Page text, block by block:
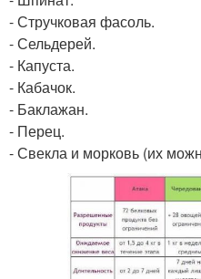
- Стручковая фасоль.
- Сельдерей.
- Капуста.
- Кабачок.
- Баклажан.
- Перец.
- Свекла и морковь (их